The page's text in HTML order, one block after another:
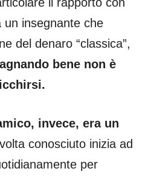
insegnante che
del denaro “classica”,
bene non è
invece, era un
conosciuto inizia ad
per